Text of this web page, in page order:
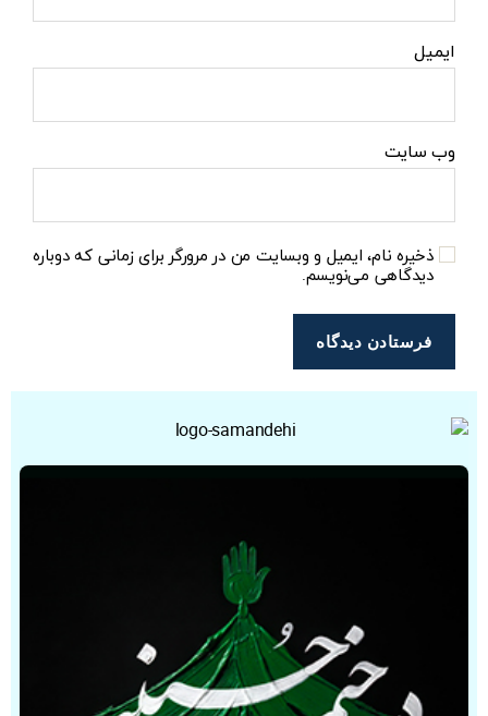
ایمیل
وب‌ سایت
ذخیره نام، ایمیل و وبسایت من در مرورگر برای زمانی که دوباره
دیدگاهی می‌نویسم.